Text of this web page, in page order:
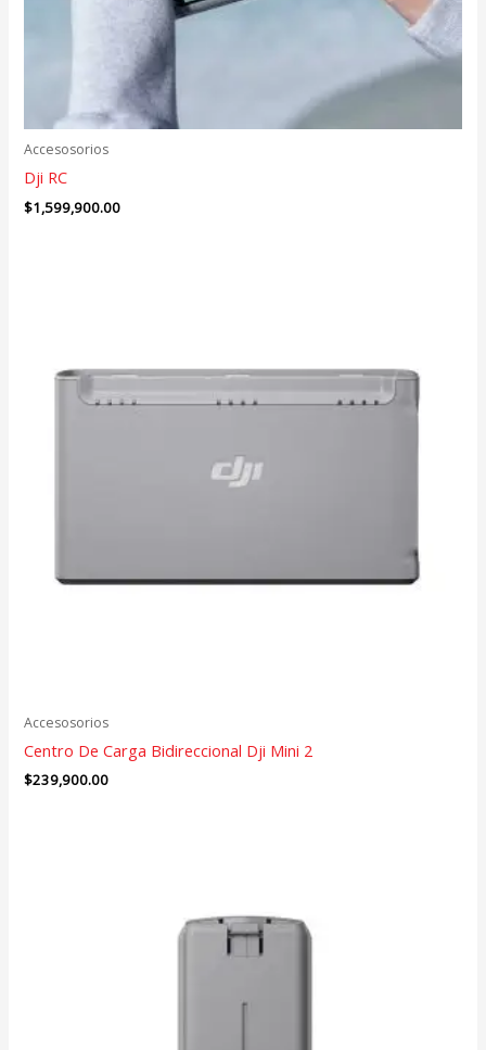
Accesosorios
Dji RC
$1,599,900.00
Accesosorios
Centro De Carga Bidireccional Dji Mini 2
$239,900.00